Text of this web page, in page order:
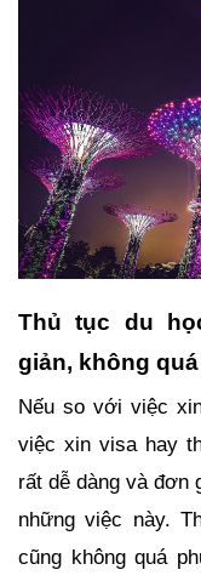
Thủ tục du
giản, không
Nếu so với việc
việc xin visa hay
rất dễ dàng và đơn
những việc này.
cũng không quá